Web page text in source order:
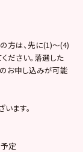
方は、先に(1)～(4)
ださい。落選した
お申し込みが可能
ます。
定